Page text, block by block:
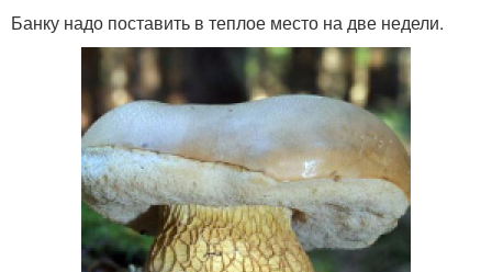
Банку надо поставить в теплое место на две недели.